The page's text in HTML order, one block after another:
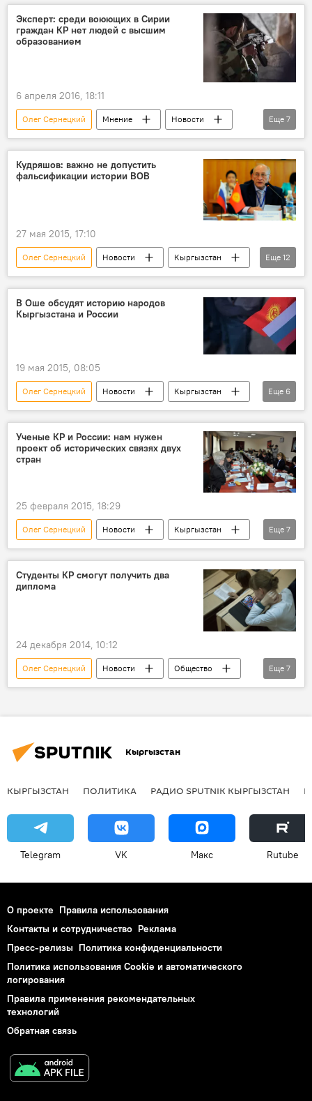
Эксперт: среди воюющих в Сирии
граждан КР нет людей с высшим
образованием
6 апреля 2016, 18:11
Олег Сернецкий Мнение
Новости
Кыргызстан
Сирия
конференция
диплом
Еще 7
Кудряшов: важно не допустить
фальсификации истории ВОВ
27 мая 2015, 17:10
Олег Сернецкий Новости
Кыргызстан
Общество
Ош
Роза Шарипова
Александр Кудряшов
Станислав Полищук
ОФ "Единство"
Ошский государственный педагогический институт
сотрудничество
наука Россия
Еще 12
В Оше обсудят историю народов
Кыргызстана и России
19 мая 2015, 08:05
Олег Сернецкий Новости
Кыргызстан
Общество
Культура
Ош
Великая Отечественная война
история
конференция
Еще 6
Ученые КР и России: нам нужен
проект об исторических связях двух
стран
25 февраля 2015, 18:29
Олег Сернецкий Новости
Кыргызстан
Общество
Назира Курбанова
ОФ "Единство"
школа
история
ученые
Еще 7
Студенты КР смогут получить два
диплома
24 декабря 2014, 10:12
Олег Сернецкий Новости
Общество
В мире
Кемерово
Еще 7
Кыргызстан
КЫРГЫЗСТАН ПОЛИТИКА РАДИО SPUTNIK КЫРГЫЗСТАН
Telegram VK Макс Rutube
О проекте Правила использования
Контакты и сотрудничество Реклама
Пресс-релизы Политика конфиденциальности
Политика использования Cookie и автоматического
логирования
Правила применения рекомендательных
технологий
Обратная связь